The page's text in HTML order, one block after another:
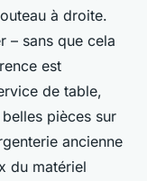
à droite.
– sans que cela
est
de table,
pièces sur
ancienne
du matériel